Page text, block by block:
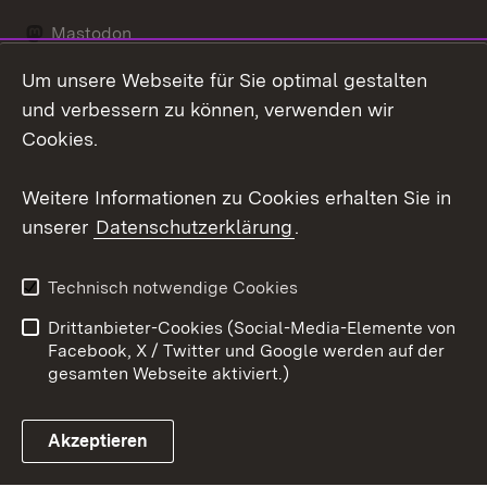
Mastodon
Messenger
Link zum Landesportal
Kontakt
Impressum
Cookies
Um unsere Webseite für Sie optimal gestalten
und verbessern zu können, verwenden wir
Cookies.
Weitere Informationen zu Cookies erhalten Sie in
unserer Datenschutzerklärung.
Technisch notwendige Cookies
Drittanbieter-Cookies (Social-Media-Elemente von
Facebook, X / Twitter und Google werden auf der
gesamten Webseite aktiviert.)
Akzeptieren